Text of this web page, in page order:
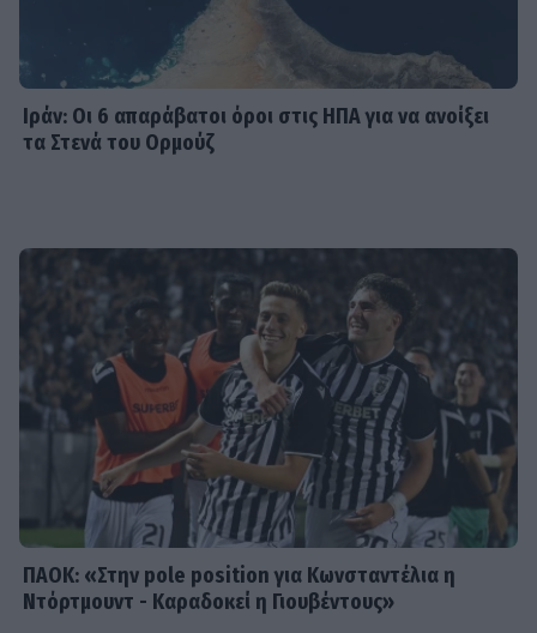
Κανακαρά: Τι σημαίνει ο τίτλος της
νέας σειράς του Mega - Το ιδιαίτερο
έθιμο της Καρπάθου
MEDIA
Για Σένα spoiler: Στους πέντε
δρόμους η Αλίκη - Της γυρίζουν όλοι
την πλάτη
Ιράν: Οι 6 απαράβατοι όροι στις ΗΠΑ για να ανοίξει
τα Στενά του Ορμούζ
ΠΑΟΚ: «Στην pole position για Κωνσταντέλια η
Ντόρτμουντ - Καραδοκεί η Γιουβέντους»